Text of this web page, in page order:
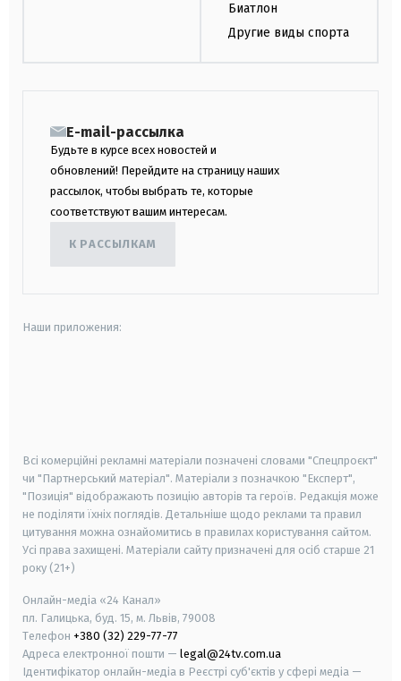
Биатлон
Другие виды спорта
E-mail-рассылка
Будьте в курсе всех новостей и
обновлений! Перейдите на страницу наших
рассылок, чтобы выбрать те, которые
соответствуют вашим интересам.
К РАССЫЛКАМ
Наши приложения:
Всі комерційні рекламні матеріали позначені словами "Спецпроєкт"
чи "Партнерський матеріал". Матеріали з позначкою "Експерт",
"Позиція" відображають позицію авторів та героїв. Редакція може
не поділяти їхніх поглядів. Детальніше щодо реклами та правил
цитування можна ознайомитись в правилах користування сайтом.
Усі права захищені. Матеріали сайту призначені для осіб старше 21
року (21+)
Онлайн-медіа «24 Канал»
пл. Галицька, буд. 15, м. Львів, 79008
Телефон +380 (32) 229-77-77
Адреса електронної пошти — legal@24tv.com.ua
Ідентифікатор онлайн-медіа в Реєстрі суб'єктів у сфері медіа —